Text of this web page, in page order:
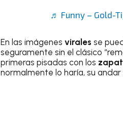
♬ Funny – Gold-
En las imágenes virales se
seguramente sin el clásico
primeras pisadas con los
normalmente lo haría, su